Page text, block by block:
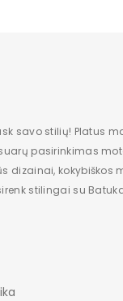
savo stilių! Platus
pasirinkimas
dizainai, kokybiškos
stilingai su